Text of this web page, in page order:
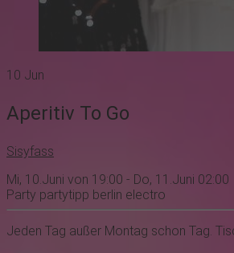
10 Jun
Aperitiv To Go
Sisyfass
Mi, 10.Juni von 19:00 - Do, 11.Juni 02:00
Party partytipp berlin electro
Jeden Tag außer Montag schon Tag.